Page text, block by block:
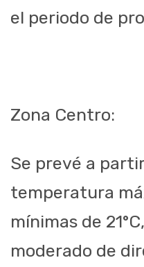
el periodo de
Zona Centro:
Se prevé a
temperatura
mínimas de
moderado de